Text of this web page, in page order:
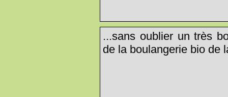
...sans oublier un très
de la boulangerie bio de